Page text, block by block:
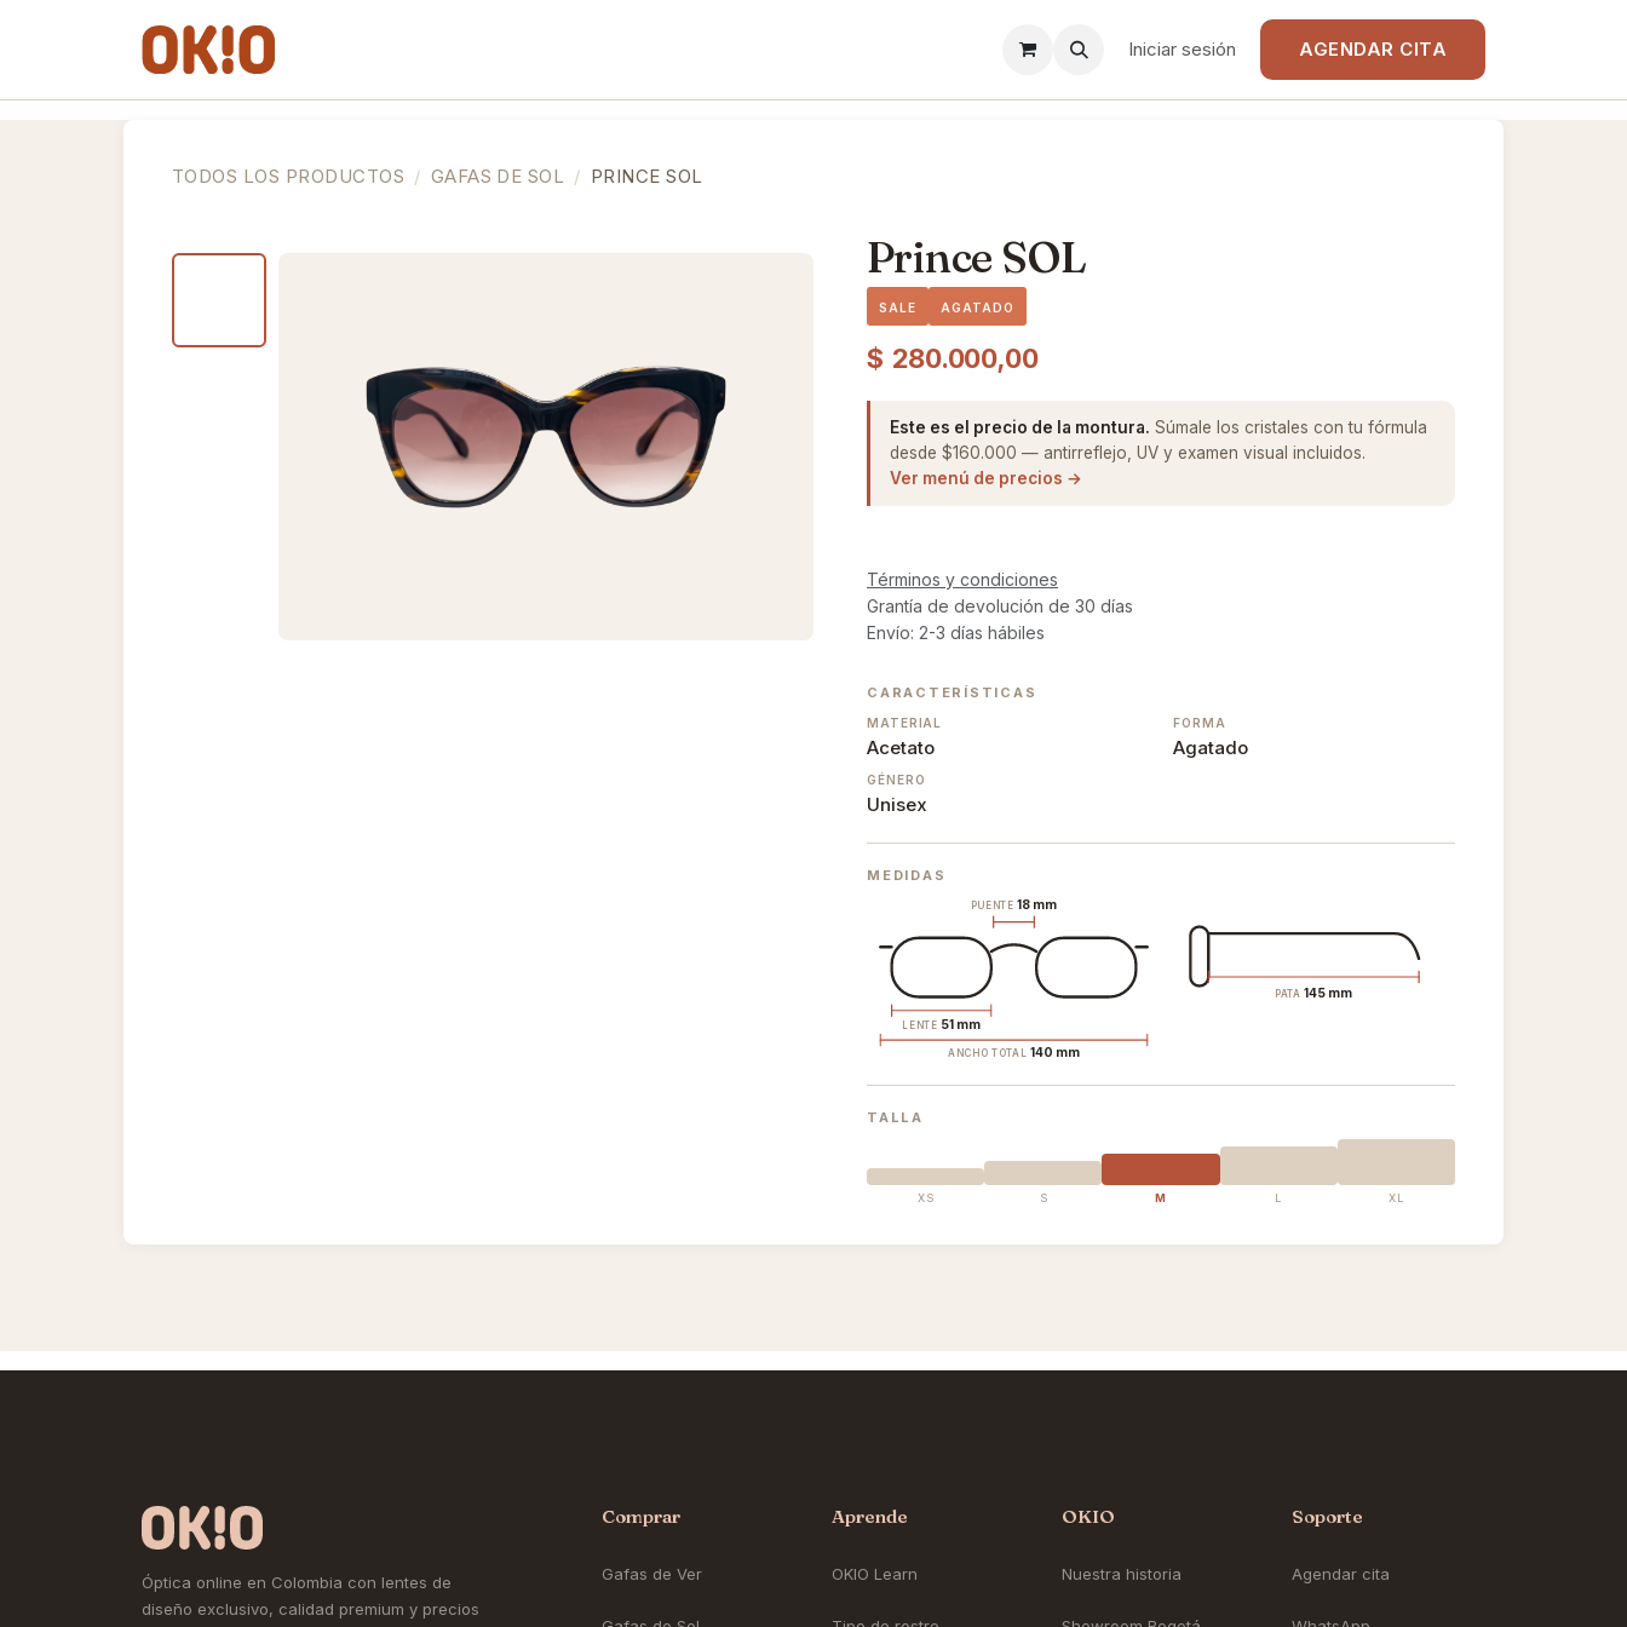
Iniciar sesión AGENDAR CITA
TODOS LOS PRODUCTOS GAFAS DE SOL PRINCE SOL
Prince SOL
SALE AGATADO
$ 280.000,00
Este es el precio de la montura. Súmale los cristales con tu fórmula
desde $160.000 — antirreflejo, UV y examen visual incluidos.
Ver menú de precios →
Términos y condiciones
Grantía de devolución de 30 días
Envío: 2-3 días hábiles
CARACTERÍSTICAS
MATERIAL
Acetato
FORMA
Agatado
GÉNERO
Unisex
MEDIDAS
PUENTE 18 mm
LENTE 51 mm
ANCHO TOTAL 140 mm
PATA 145 mm
TALLA
XS S M L XL
Óptica online en Colombia con lentes de
diseño exclusivo, calidad premium y precios
Comprar
Gafas de Ver
Aprende
OKIO Learn
OKIO
Nuestra historia
Soporte
Agendar cita